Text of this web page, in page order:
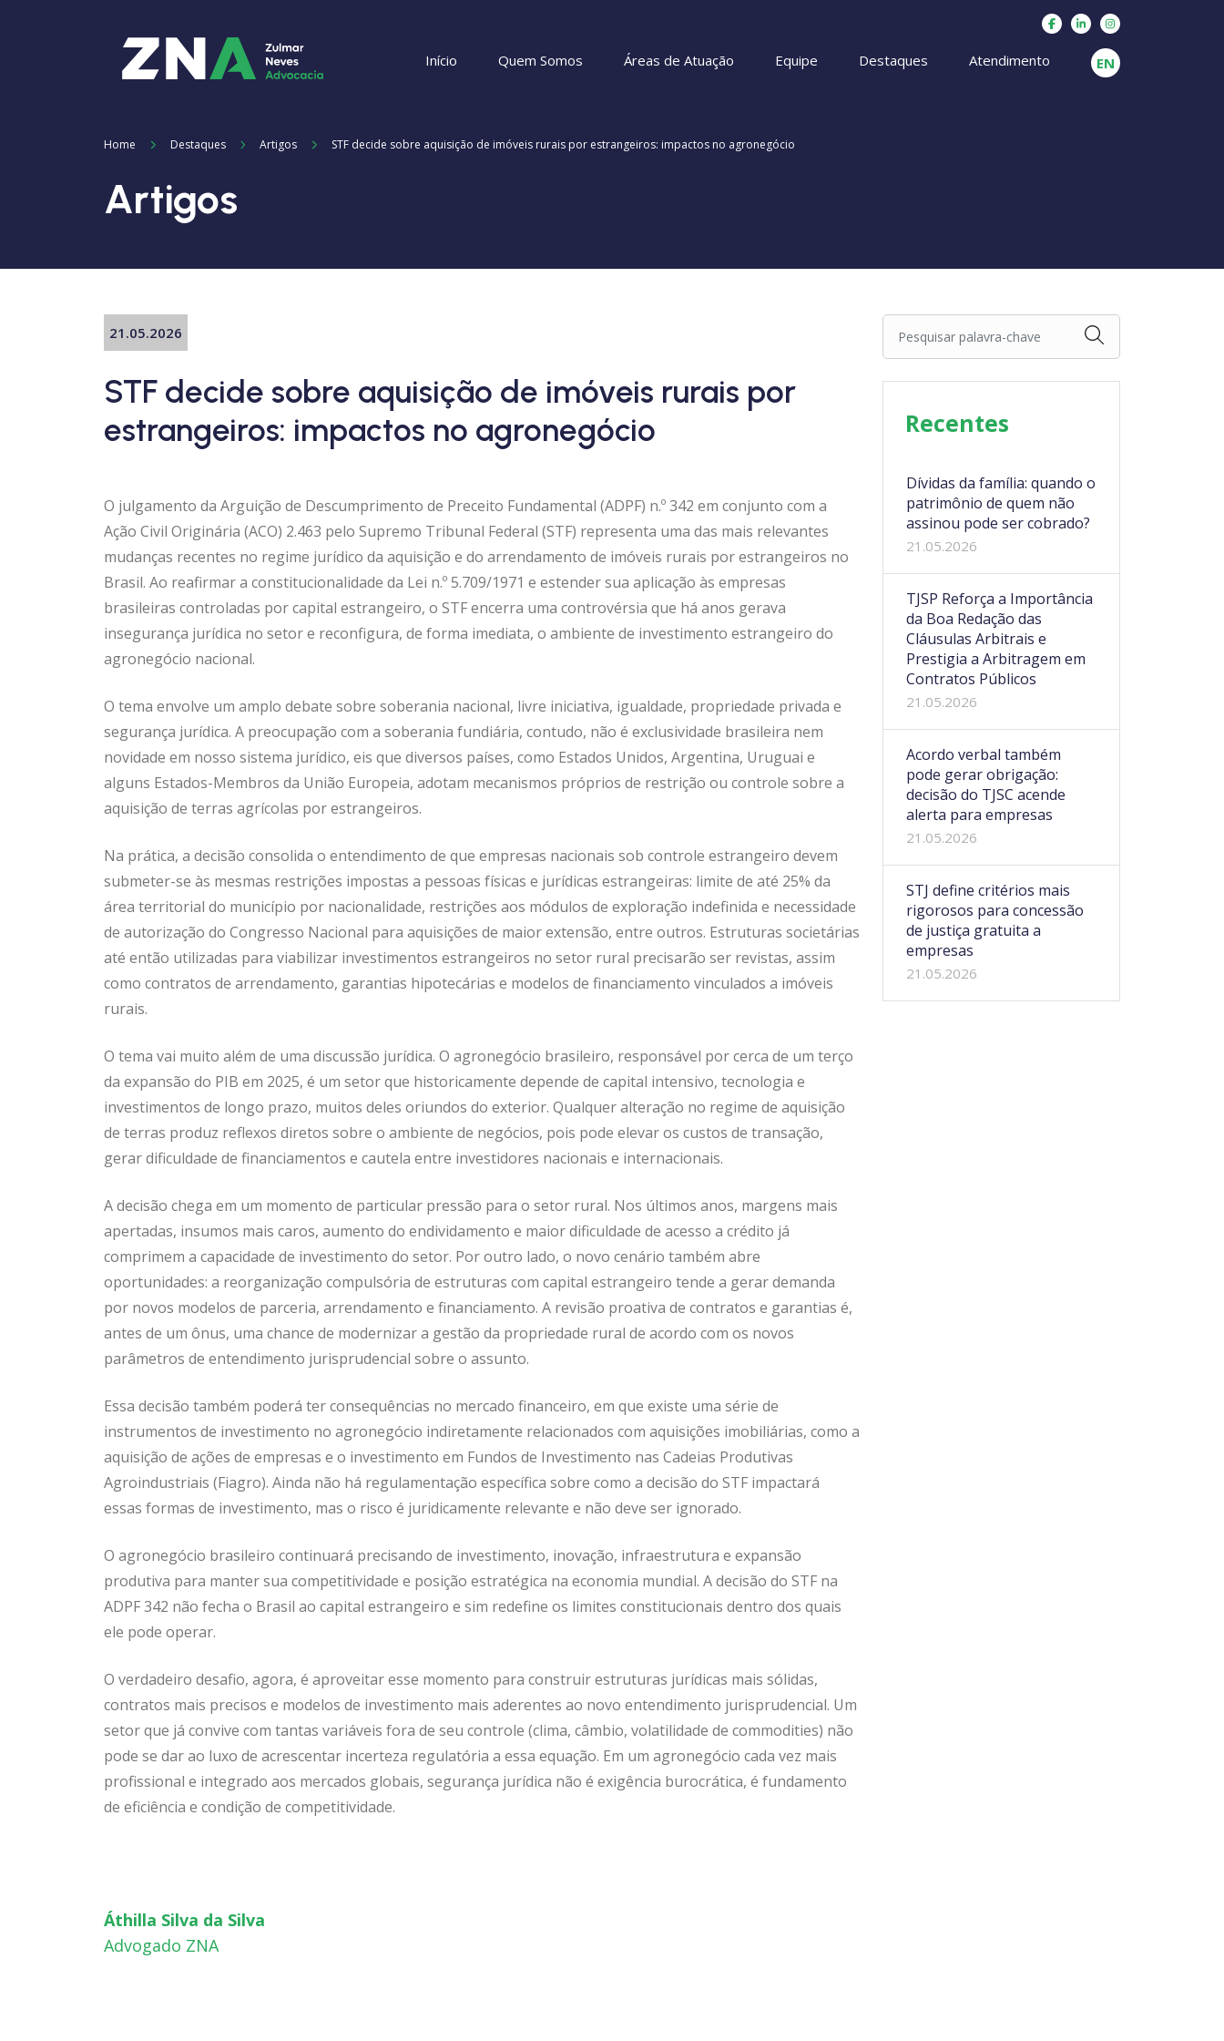
Início Quem Somos Áreas de Atuação Equipe Destaques Atendimento EN
Home Destaques Artigos STF decide sobre aquisição de imóveis rurais por estrangeiros: impactos no agronegócio
Artigos
21.05.2026
STF decide sobre aquisição de imóveis rurais por
estrangeiros: impactos no agronegócio
O julgamento da Arguição de Descumprimento de Preceito Fundamental (ADPF) n.º 342 em conjunto com a
Ação Civil Originária (ACO) 2.463 pelo Supremo Tribunal Federal (STF) representa uma das mais relevantes
mudanças recentes no regime jurídico da aquisição e do arrendamento de imóveis rurais por estrangeiros no
Brasil. Ao reafirmar a constitucionalidade da Lei n.º 5.709/1971 e estender sua aplicação às empresas
brasileiras controladas por capital estrangeiro, o STF encerra uma controvérsia que há anos gerava
insegurança jurídica no setor e reconfigura, de forma imediata, o ambiente de investimento estrangeiro do
agronegócio nacional.
O tema envolve um amplo debate sobre soberania nacional, livre iniciativa, igualdade, propriedade privada e
segurança jurídica. A preocupação com a soberania fundiária, contudo, não é exclusividade brasileira nem
novidade em nosso sistema jurídico, eis que diversos países, como Estados Unidos, Argentina, Uruguai e
alguns Estados-Membros da União Europeia, adotam mecanismos próprios de restrição ou controle sobre a
aquisição de terras agrícolas por estrangeiros.
Na prática, a decisão consolida o entendimento de que empresas nacionais sob controle estrangeiro devem
submeter-se às mesmas restrições impostas a pessoas físicas e jurídicas estrangeiras: limite de até 25% da
área territorial do município por nacionalidade, restrições aos módulos de exploração indefinida e necessidade
de autorização do Congresso Nacional para aquisições de maior extensão, entre outros. Estruturas societárias
até então utilizadas para viabilizar investimentos estrangeiros no setor rural precisarão ser revistas, assim
como contratos de arrendamento, garantias hipotecárias e modelos de financiamento vinculados a imóveis
rurais.
O tema vai muito além de uma discussão jurídica. O agronegócio brasileiro, responsável por cerca de um terço
da expansão do PIB em 2025, é um setor que historicamente depende de capital intensivo, tecnologia e
investimentos de longo prazo, muitos deles oriundos do exterior. Qualquer alteração no regime de aquisição
de terras produz reflexos diretos sobre o ambiente de negócios, pois pode elevar os custos de transação,
gerar dificuldade de financiamentos e cautela entre investidores nacionais e internacionais.
A decisão chega em um momento de particular pressão para o setor rural. Nos últimos anos, margens mais
apertadas, insumos mais caros, aumento do endividamento e maior dificuldade de acesso a crédito já
comprimem a capacidade de investimento do setor. Por outro lado, o novo cenário também abre
oportunidades: a reorganização compulsória de estruturas com capital estrangeiro tende a gerar demanda
por novos modelos de parceria, arrendamento e financiamento. A revisão proativa de contratos e garantias é,
antes de um ônus, uma chance de modernizar a gestão da propriedade rural de acordo com os novos
parâmetros de entendimento jurisprudencial sobre o assunto.
Essa decisão também poderá ter consequências no mercado financeiro, em que existe uma série de
instrumentos de investimento no agronegócio indiretamente relacionados com aquisições imobiliárias, como a
aquisição de ações de empresas e o investimento em Fundos de Investimento nas Cadeias Produtivas
Agroindustriais (Fiagro). Ainda não há regulamentação específica sobre como a decisão do STF impactará
essas formas de investimento, mas o risco é juridicamente relevante e não deve ser ignorado.
O agronegócio brasileiro continuará precisando de investimento, inovação, infraestrutura e expansão
produtiva para manter sua competitividade e posição estratégica na economia mundial. A decisão do STF na
ADPF 342 não fecha o Brasil ao capital estrangeiro e sim redefine os limites constitucionais dentro dos quais
ele pode operar.
O verdadeiro desafio, agora, é aproveitar esse momento para construir estruturas jurídicas mais sólidas,
contratos mais precisos e modelos de investimento mais aderentes ao novo entendimento jurisprudencial. Um
setor que já convive com tantas variáveis fora de seu controle (clima, câmbio, volatilidade de commodities) não
pode se dar ao luxo de acrescentar incerteza regulatória a essa equação. Em um agronegócio cada vez mais
profissional e integrado aos mercados globais, segurança jurídica não é exigência burocrática, é fundamento
de eficiência e condição de competitividade.
Áthilla Silva da Silva
Advogado ZNA
Pesquisar palavra-chave
Recentes
Dívidas da família: quando o
patrimônio de quem não
assinou pode ser cobrado?
21.05.2026
TJSP Reforça a Importância
da Boa Redação das
Cláusulas Arbitrais e
Prestigia a Arbitragem em
Contratos Públicos
21.05.2026
Acordo verbal também
pode gerar obrigação:
decisão do TJSC acende
alerta para empresas
21.05.2026
STJ define critérios mais
rigorosos para concessão
de justiça gratuita a
empresas
21.05.2026